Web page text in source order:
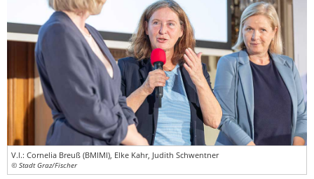
V.l.: Cornelia Breuß (BMIMI), Elke Kahr, Judith Schwentner
© Stadt Graz/Fischer